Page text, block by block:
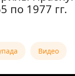
по 1977 гг.
Видео